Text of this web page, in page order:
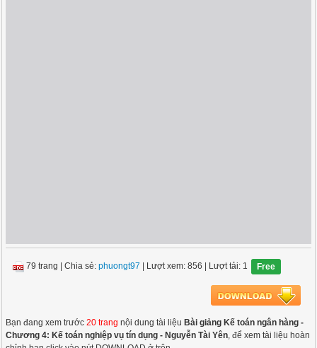
79 trang |Chia sẻ:phuongt97 | Lượt xem: 856 | Lượt tải: 1 Free
Bạn đang xem trước20 trang nội dung tài liệu Bài giảng Kế toán ngân hàng -
Chương 4: Kế toán nghiệp vụ tín dụng - Nguyễn Tài Yên, để xem tài liệu hoàn